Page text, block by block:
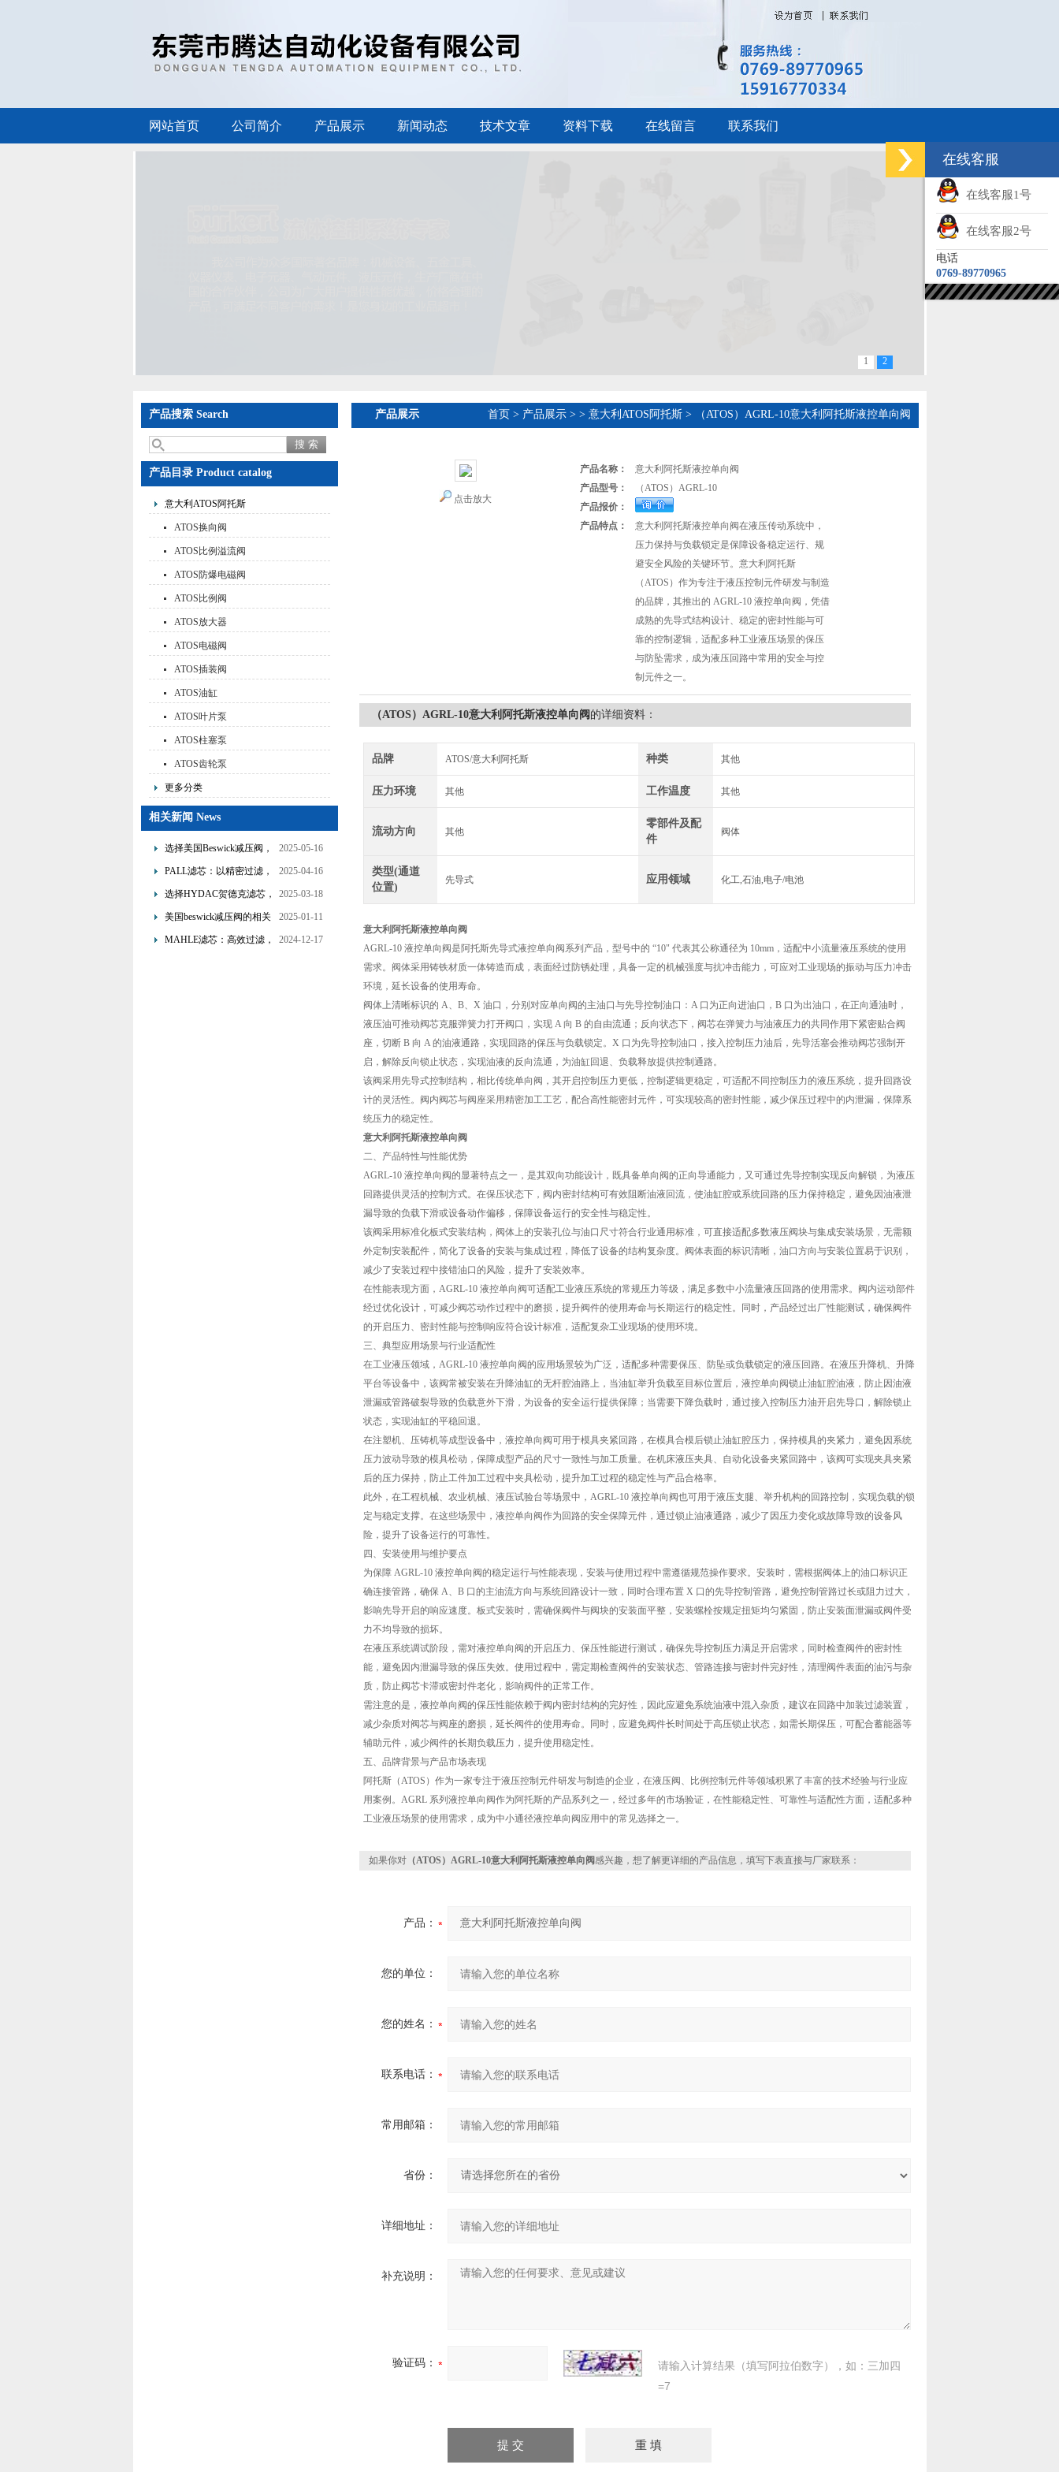
网站首页 公司简介 产品展示 新闻动态 技术文章 资料下载 在线留言 联系我们
1 2
产品搜索 Search
产品目录 Product catalog
意大利ATOS阿托斯
ATOS换向阀
ATOS比例溢流阀
ATOS防爆电磁阀
ATOS比例阀
ATOS放大器
ATOS电磁阀
ATOS插装阀
ATOS油缸
ATOS叶片泵
ATOS柱塞泵
ATOS齿轮泵
更多分类
相关新闻 News
选择美国Beswick减压阀，
提升流体系统效率
2025-05-16
PALL滤芯：以精密过滤，
为工业流体筑起“隐形安全
2025-04-16
选择HYDAC贺德克滤芯，
享受精准过滤与稳定性能
2025-03-18
美国beswick减压阀的相关
知识
2025-01-11
MAHLE滤芯：高效过滤，
2024-12-17
产品展示 首页 > 产品展示> > 意大利ATOS阿托斯> （ATOS）AGRL-10意大利阿托斯液控单向阀
点击放大
产品名称：
意大利阿托斯液控单向阀
产品型号：
（ATOS）AGRL-10
产品报价：
产品特点：
意大利阿托斯液控单向阀在液压传动系统中，
压力保持与负载锁定是保障设备稳定运行、规
避安全风险的关键环节。意大利阿托斯
（ATOS）作为专注于液压控制元件研发与制造
的品牌，其推出的 AGRL-10 液控单向阀，凭借
成熟的先导式结构设计、稳定的密封性能与可
靠的控制逻辑，适配多种工业液压场景的保压
与防坠需求，成为液压回路中常用的安全与控
制元件之一。
（ATOS）AGRL-10意大利阿托斯液控单向阀 的详细资料：
品牌 ATOS/意大利阿托斯 种类 其他
压力环境 其他 工作温度 其他
流动方向 其他
零部件及配
件
阀体
类型(通道
位置)
先导式 应用领域 化工,石油,电子/电池
意大利阿托斯液控单向阀
AGRL-10 液控单向阀是阿托斯先导式液控单向阀系列产品，型号中的 “10" 代表其公称通径为 10mm，适配中小流量液压系统的使用
需求。阀体采用铸铁材质一体铸造而成，表面经过防锈处理，具备一定的机械强度与抗冲击能力，可应对工业现场的振动与压力冲击
环境，延长设备的使用寿命。
阀体上清晰标识的 A、B、X 油口，分别对应单向阀的主油口与先导控制油口：A 口为正向进油口，B 口为出油口，在正向通油时，
液压油可推动阀芯克服弹簧力打开阀口，实现 A 向 B 的自由流通；反向状态下，阀芯在弹簧力与油液压力的共同作用下紧密贴合阀
座，切断 B 向 A 的油液通路，实现回路的保压与负载锁定。X 口为先导控制油口，接入控制压力油后，先导活塞会推动阀芯强制开
启，解除反向锁止状态，实现油液的反向流通，为油缸回退、负载释放提供控制通路。
该阀采用先导式控制结构，相比传统单向阀，其开启控制压力更低，控制逻辑更稳定，可适配不同控制压力的液压系统，提升回路设
计的灵活性。阀内阀芯与阀座采用精密加工工艺，配合高性能密封元件，可实现较高的密封性能，减少保压过程中的内泄漏，保障系
统压力的稳定性。
意大利阿托斯液控单向阀
二、产品特性与性能优势
AGRL-10 液控单向阀的显著特点之一，是其双向功能设计，既具备单向阀的正向导通能力，又可通过先导控制实现反向解锁，为液压
回路提供灵活的控制方式。在保压状态下，阀内密封结构可有效阻断油液回流，使油缸腔或系统回路的压力保持稳定，避免因油液泄
漏导致的负载下滑或设备动作偏移，保障设备运行的安全性与稳定性。
该阀采用标准化板式安装结构，阀体上的安装孔位与油口尺寸符合行业通用标准，可直接适配多数液压阀块与集成安装场景，无需额
外定制安装配件，简化了设备的安装与集成过程，降低了设备的结构复杂度。阀体表面的标识清晰，油口方向与安装位置易于识别，
减少了安装过程中接错油口的风险，提升了安装效率。
在性能表现方面，AGRL-10 液控单向阀可适配工业液压系统的常规压力等级，满足多数中小流量液压回路的使用需求。阀内运动部件
经过优化设计，可减少阀芯动作过程中的磨损，提升阀件的使用寿命与长期运行的稳定性。同时，产品经过出厂性能测试，确保阀件
的开启压力、密封性能与控制响应符合设计标准，适配复杂工业现场的使用环境。
三、典型应用场景与行业适配性
在工业液压领域，AGRL-10 液控单向阀的应用场景较为广泛，适配多种需要保压、防坠或负载锁定的液压回路。在液压升降机、升降
平台等设备中，该阀常被安装在升降油缸的无杆腔油路上，当油缸举升负载至目标位置后，液控单向阀锁止油缸腔油液，防止因油液
泄漏或管路破裂导致的负载意外下滑，为设备的安全运行提供保障；当需要下降负载时，通过接入控制压力油开启先导口，解除锁止
状态，实现油缸的平稳回退。
在注塑机、压铸机等成型设备中，液控单向阀可用于模具夹紧回路，在模具合模后锁止油缸腔压力，保持模具的夹紧力，避免因系统
压力波动导致的模具松动，保障成型产品的尺寸一致性与加工质量。在机床液压夹具、自动化设备夹紧回路中，该阀可实现夹具夹紧
后的压力保持，防止工件加工过程中夹具松动，提升加工过程的稳定性与产品合格率。
此外，在工程机械、农业机械、液压试验台等场景中，AGRL-10 液控单向阀也可用于液压支腿、举升机构的回路控制，实现负载的锁
定与稳定支撑。在这些场景中，液控单向阀作为回路的安全保障元件，通过锁止油液通路，减少了因压力变化或故障导致的设备风
险，提升了设备运行的可靠性。
四、安装使用与维护要点
为保障 AGRL-10 液控单向阀的稳定运行与性能表现，安装与使用过程中需遵循规范操作要求。安装时，需根据阀体上的油口标识正
确连接管路，确保 A、B 口的主油流方向与系统回路设计一致，同时合理布置 X 口的先导控制管路，避免控制管路过长或阻力过大，
影响先导开启的响应速度。板式安装时，需确保阀件与阀块的安装面平整，安装螺栓按规定扭矩均匀紧固，防止安装面泄漏或阀件受
力不均导致的损坏。
在液压系统调试阶段，需对液控单向阀的开启压力、保压性能进行测试，确保先导控制压力满足开启需求，同时检查阀件的密封性
能，避免因内泄漏导致的保压失效。使用过程中，需定期检查阀件的安装状态、管路连接与密封件完好性，清理阀件表面的油污与杂
质，防止阀芯卡滞或密封件老化，影响阀件的正常工作。
需注意的是，液控单向阀的保压性能依赖于阀内密封结构的完好性，因此应避免系统油液中混入杂质，建议在回路中加装过滤装置，
减少杂质对阀芯与阀座的磨损，延长阀件的使用寿命。同时，应避免阀件长时间处于高压锁止状态，如需长期保压，可配合蓄能器等
辅助元件，减少阀件的长期负载压力，提升使用稳定性。
五、品牌背景与产品市场表现
阿托斯（ATOS）作为一家专注于液压控制元件研发与制造的企业，在液压阀、比例控制元件等领域积累了丰富的技术经验与行业应
用案例。AGRL 系列液控单向阀作为阿托斯的产品系列之一，经过多年的市场验证，在性能稳定性、可靠性与适配性方面，适配多种
工业液压场景的使用需求，成为中小通径液控单向阀应用中的常见选择之一。
如果你对（ATOS）AGRL-10意大利阿托斯液控单向阀感兴趣，想了解更详细的产品信息，填写下表直接与厂家联系：
产品：
您的单位：
您的姓名：
联系电话：
常用邮箱：
省份：
详细地址：
补充说明：
验证码：
请输入计算结果（填写阿拉伯数字），如：三加四
=7
在线客服
在线客服1号
在线客服2号
电话
0769-89770965